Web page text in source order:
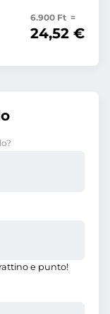
6.900 Ft =
24,52 €
e punto!